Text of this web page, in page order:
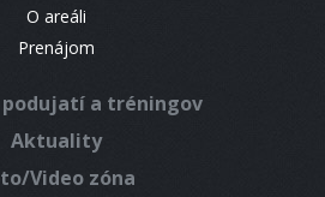
O areáli
Prenájom
podujatí a tréningov
Aktuality
Video zóna